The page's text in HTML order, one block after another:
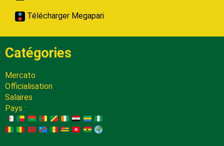
Télécharger Megapari
Catégories
Mercato
Officialisation
Salaires
Pays :